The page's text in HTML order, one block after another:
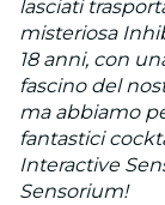
lasciati
misteriosa
18 anni, con
fascino del
ma abbiamo
fantastici
Interactive
Sensorium!